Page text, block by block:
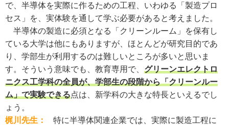
で、半導体を実際に作るための工程、いわゆる「製造プロ
セス」を、実体験を通して学ぶ必要があると考えました。
半導体の製造に必須となる「クリーンルーム」を保有し
ている大学は他にもありますが、ほとんどが研究目的であ
り、学部生が利用するのは難しいところが多いと思いま
す。そういう意味でも、教育専用で、 グリーンエレクトロ
ニクス工学科の全員が、学部生の段階から「クリーンルー
ム」で実験できる点は、新学科の大きな特長といえるでし
ょう。
梶川先生：
特に半導体関連企業では、実際に製造工程に